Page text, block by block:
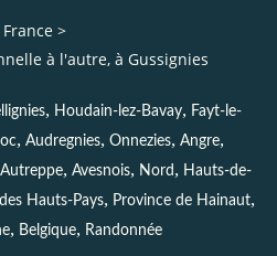
France >
à l'autre, à Gussignies
, Houdain-lez-Bavay, Fayt-le-
, Audregnies, Onnezies, Angre,
Autreppe, Avesnois, Nord , Hauts-de-
Hauts-Pays, Province de Hainaut,
, Belgique, Randonnée